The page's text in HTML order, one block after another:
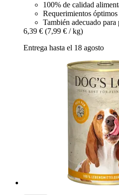
100% de calidad
Requerimientos
También adecuado para
6,39 € (7,99 € / kg)
Entrega hasta el 18 agosto